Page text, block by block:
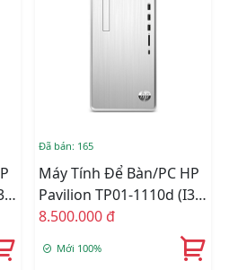
Win
Đã bán: 165
Máy Tính Để Bàn/PC HP
Pavilion TP01-1110d (i3-
10100/4GB RAM/1TB
HDD/WL+BT/DVDRW/K+M/
10) (180S0AA)
8.500.000 đ
Mới 100%